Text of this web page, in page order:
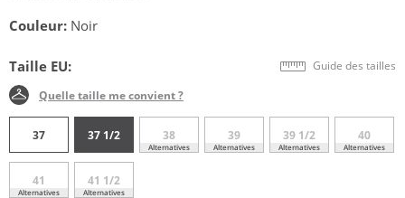
Couleur: Noir
Taille EU: Guide des tailles
Quelle taille me convient ?
37 37 1/2 38
Alternatives
39
Alternatives
39 1/2
Alternatives
40
Alternatives
41
Alternatives
41 1/2
Alternatives